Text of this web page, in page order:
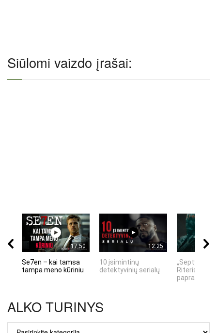
Siūlomi vaizdo įrašai:
17:50
Se7en – kai tamsa
tampa meno kūriniu
12:25
10 įsimintinų
detektyvinių serialų
„Septynių
Riteris" – kai
ALKO TURINYS